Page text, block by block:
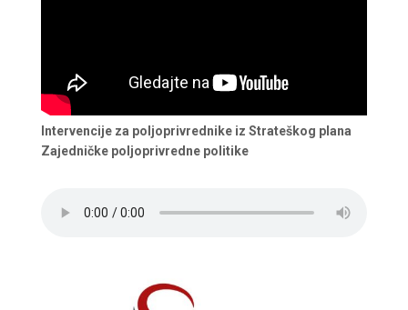
Intervencije za poljoprivrednike iz Strateškog plana
Zajedničke poljoprivredne politike